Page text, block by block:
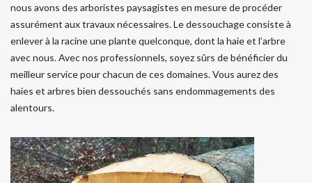
nous avons des arboristes paysagistes en mesure de procéder
assurément aux travaux nécessaires. Le dessouchage consiste à
enlever à la racine une plante quelconque, dont la haie et l’arbre
avec nous. Avec nos professionnels, soyez sûrs de bénéficier du
meilleur service pour chacun de ces domaines. Vous aurez des
haies et arbres bien dessouchés sans endommagements des
alentours.